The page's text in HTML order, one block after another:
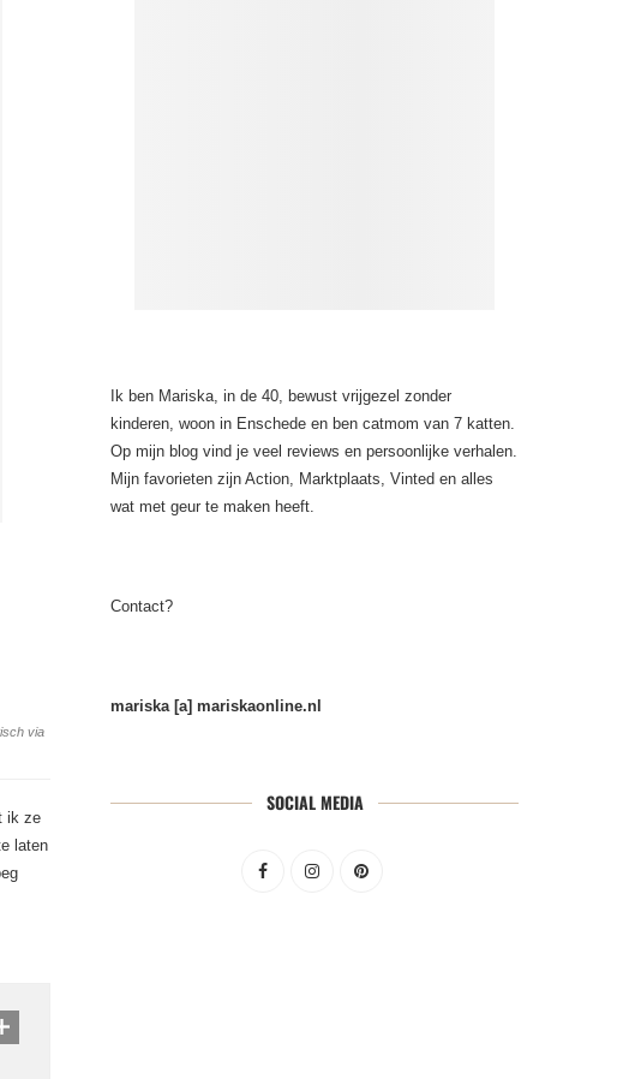
via
ik ze
laten
Ik ben Mariska, in de 40, bewust vrijgezel zonder
kinderen, woon in Enschede en ben catmom van 7 katten.
Op mijn blog vind je veel reviews en persoonlijke verhalen.
Mijn favorieten zijn Action, Marktplaats, Vinted en alles
wat met geur te maken heeft.
Contact?
mariska [a] mariskaonline.nl
SOCIAL MEDIA